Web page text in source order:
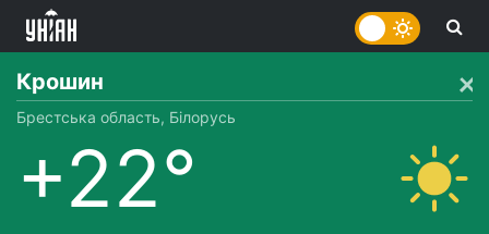
Крошин
Брестська область, Білорусь
+22°